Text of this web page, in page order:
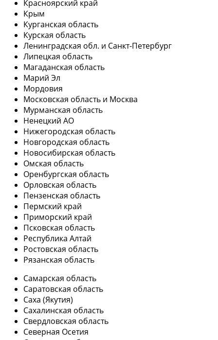
Красноярский край
Крым
Курганская область
Курская область
Ленинградская обл. и Санкт-Петербург
Липецкая область
Магаданская область
Марий Эл
Мордовия
Московская область и Москва
Мурманская область
Ненецкий АО
Нижегородская область
Новгородская область
Новосибирская область
Омская область
Оренбургская область
Орловская область
Пензенская область
Пермский край
Приморский край
Псковская область
Республика Алтай
Ростовская область
Рязанская область
Самарская область
Саратовская область
Саха (Якутия)
Сахалинская область
Свердловская область
Северная Осетия